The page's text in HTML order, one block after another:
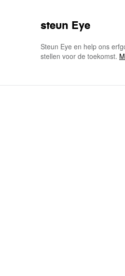
steun Eye
Steun Eye en help ons
stellen voor de toekomst.